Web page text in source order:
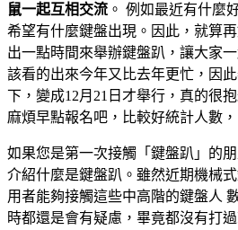
鼠一起互相交流 。 例如最近有什麼
希望有什麼鍵盤出現。因此，就算
出一點時間來舉辦鍵盤趴，讓大家
該看的出來今年又比去年更忙，因
下，變成12月21日才舉行，真的很
麻煩早點報名吧，比較好統計人數，
如果您是第一次接觸「鍵盤趴」的
介紹什麼是鍵盤趴。雖然近期機械
用者能夠接觸這些中高階的鍵盤人
時都還是會有疑慮，畢竟都沒有打